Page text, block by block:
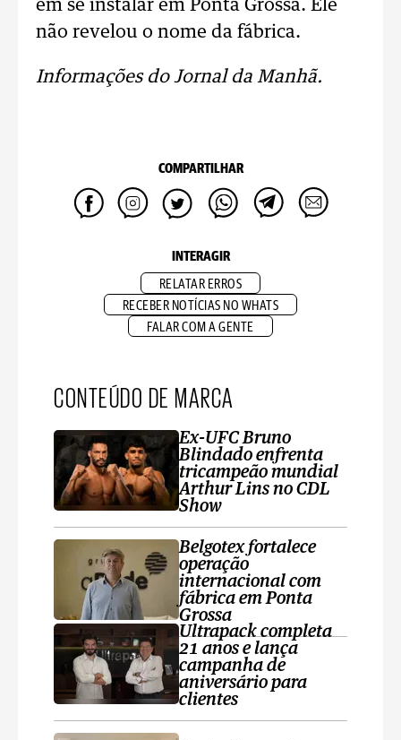
em se instalar em Ponta Grossa. Ele
não revelou o nome da fábrica.
Informações do Jornal da Manhã.
COMPARTILHAR
INTERAGIR
RELATAR ERROS
RECEBER NOTÍCIAS NO WHATS
FALAR COM A GENTE
CONTEÚDO DE MARCA
Ex-UFC Bruno
Blindado enfrenta
tricampeão mundial
Arthur Lins no CDL
Show
Belgotex fortalece
operação
internacional com
fábrica em Ponta
Grossa
Ultrapack completa
21 anos e lança
campanha de
aniversário para
clientes